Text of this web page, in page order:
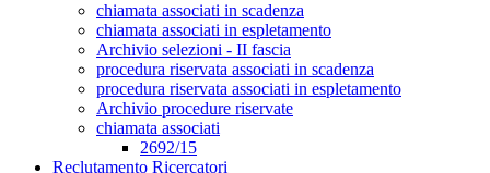
chiamata associati in scadenza
chiamata associati in espletamento
Archivio selezioni - II fascia
procedura riservata associati in scadenza
procedura riservata associati in espletamento
Archivio procedure riservate
chiamata associati
2692/15
Reclutamento Ricercatori